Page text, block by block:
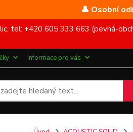
👤 Osobní
tel: +420 605 333 663 (pevná-
Informace pro vás